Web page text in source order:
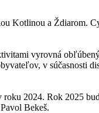
Kotlinou a Ždiarom.
vyrovná
v súčasnosti
2024. Rok 2025
Bekeš.